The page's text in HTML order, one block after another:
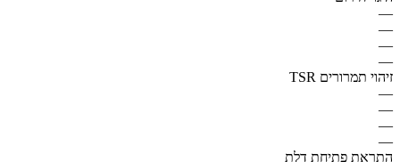
—
—
—
—
זיהוי תמרורים TSR
—
—
—
—
התראת פתיחת דלת